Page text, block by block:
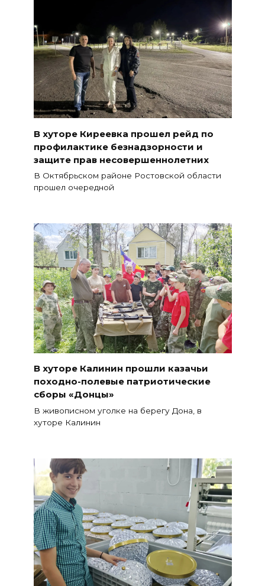
В хуторе Киреевка прошел рейд по
профилактике безнадзорности и
защите прав несовершеннолетних
В Октябрьском районе Ростовской области
прошел очередной
В хуторе Калинин прошли казачьи
походно-полевые патриотические
сборы «Донцы»
В живописном уголке на берегу Дона, в
хуторе Калинин